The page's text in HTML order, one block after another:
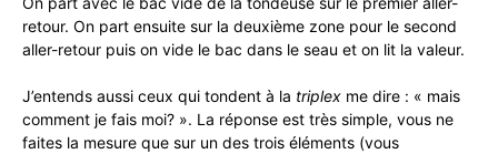
retour. On part ensuite sur la deuxième zone pour le second
aller-retour puis on vide le bac dans le seau et on lit la valeur.
J’entends aussi ceux qui tondent à la triplex me dire : « mais
comment je fais moi? ». La réponse est très simple, vous ne
faites la mesure que sur un des trois éléments (vous